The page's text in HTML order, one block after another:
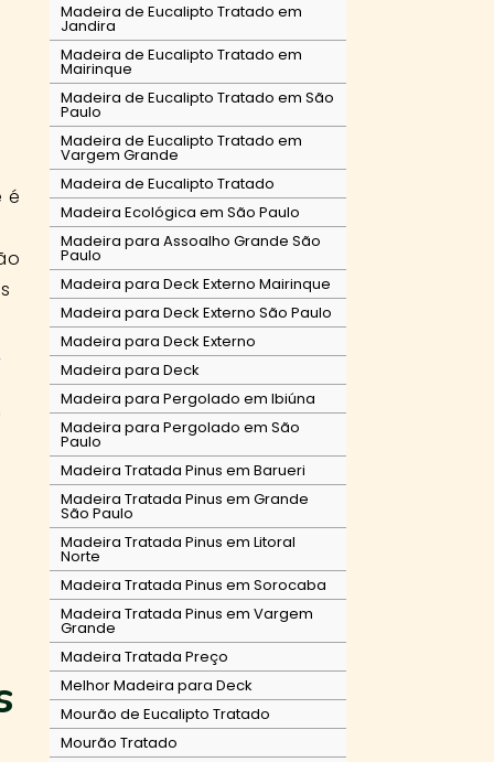
é
Madeira de Eucalipto Tratado em
Jandira
Madeira de Eucalipto Tratado em
Mairinque
Madeira de Eucalipto Tratado em São
Paulo
Madeira de Eucalipto Tratado em
Vargem Grande
Madeira de Eucalipto Tratado
Madeira Ecológica em São Paulo
Madeira para Assoalho Grande São
Paulo
Madeira para Deck Externo Mairinque
Madeira para Deck Externo São Paulo
Madeira para Deck Externo
Madeira para Deck
Madeira para Pergolado em Ibiúna
Madeira para Pergolado em São
Paulo
Madeira Tratada Pinus em Barueri
Madeira Tratada Pinus em Grande
São Paulo
Madeira Tratada Pinus em Litoral
Norte
Madeira Tratada Pinus em Sorocaba
Madeira Tratada Pinus em Vargem
Grande
Madeira Tratada Preço
Melhor Madeira para Deck
Mourão de Eucalipto Tratado
Mourão Tratado